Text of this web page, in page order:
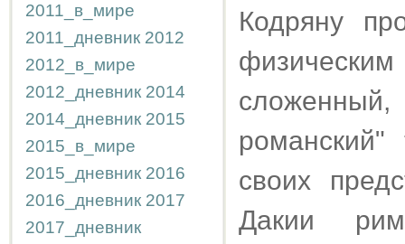
2011_в_мире
2011_дневник 2012
2012_в_мире
2012_дневник 2014
2014_дневник 2015
2015_в_мире
2015_дневник 2016
2016_дневник 2017
2017_дневник
Кодряну
своих
Дакии